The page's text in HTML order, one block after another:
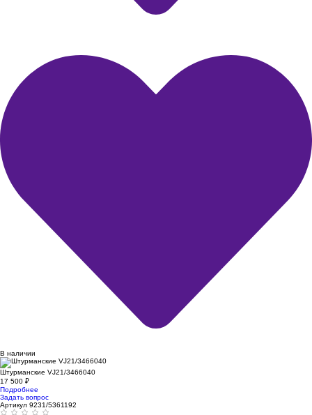
В наличии
Штурманские VJ21/3466040
17 500 ₽
Подробнее
Задать вопрос
Артикул 9231/5361192